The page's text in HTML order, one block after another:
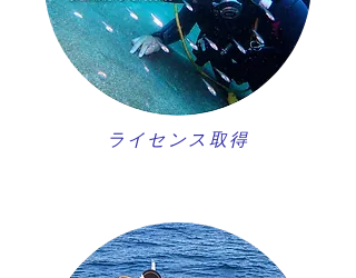
ライセンス取得